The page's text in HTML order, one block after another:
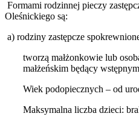
Formami rodzinnej pieczy
Oleśnickiego są:
a) rodziny zastępcze
tworzą małżonkowie lub
małżeńskim będący
Wiek podopiecznych – od
Maksymalna liczba dzieci: